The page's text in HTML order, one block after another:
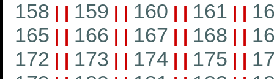
158 | | 159 | | 160 | | 161 | |
165 | | 166 | | 167 | | 168 | |
172 | | 173 | | 174 | | 175 | |